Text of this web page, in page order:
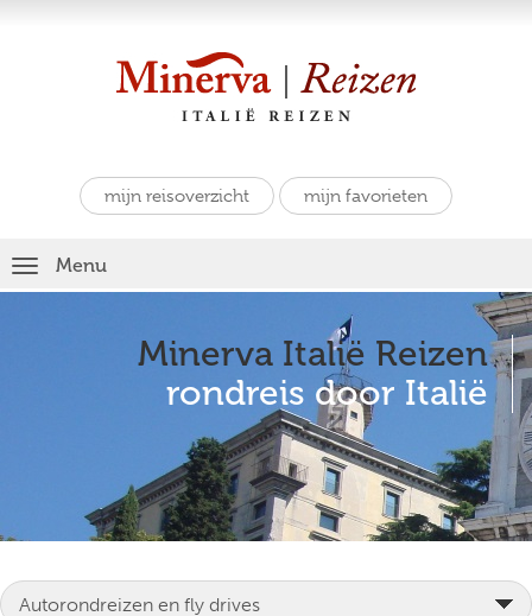
mijn reisoverzicht mijn favorieten
Toggle
navigation
Menu
Minerva Italië Reizen
rondreis door Italië